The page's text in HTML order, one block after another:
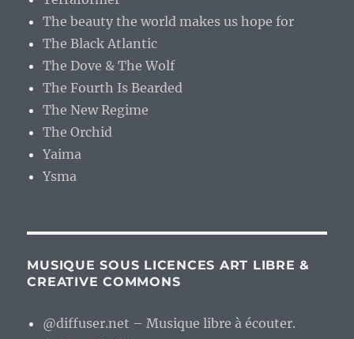
The beauty the world makes us hope for
The Black Atlantic
The Dove & The Wolf
The Fourth Is Bearded
The New Regime
The Orchid
Yaima
Ysma
MUSIQUE SOUS LICENCES ART LIBRE &
CREATIVE COMMONS
@diffuser.net – Musique libre à écouter.